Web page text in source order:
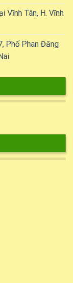
Vĩnh Tân, H. Vĩnh
Phố Phan Đăng